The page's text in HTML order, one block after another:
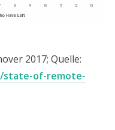
2017; Quelle:
state-of-remote-